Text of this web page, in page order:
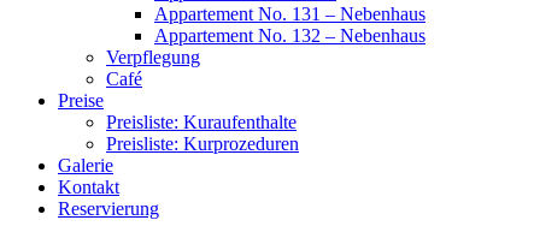
Appartement No. 131 – Nebenhaus
Appartement No. 132 – Nebenhaus
Verpflegung
Café
Preise
Preisliste: Kuraufenthalte
Preisliste: Kurprozeduren
Galerie
Kontakt
Reservierung